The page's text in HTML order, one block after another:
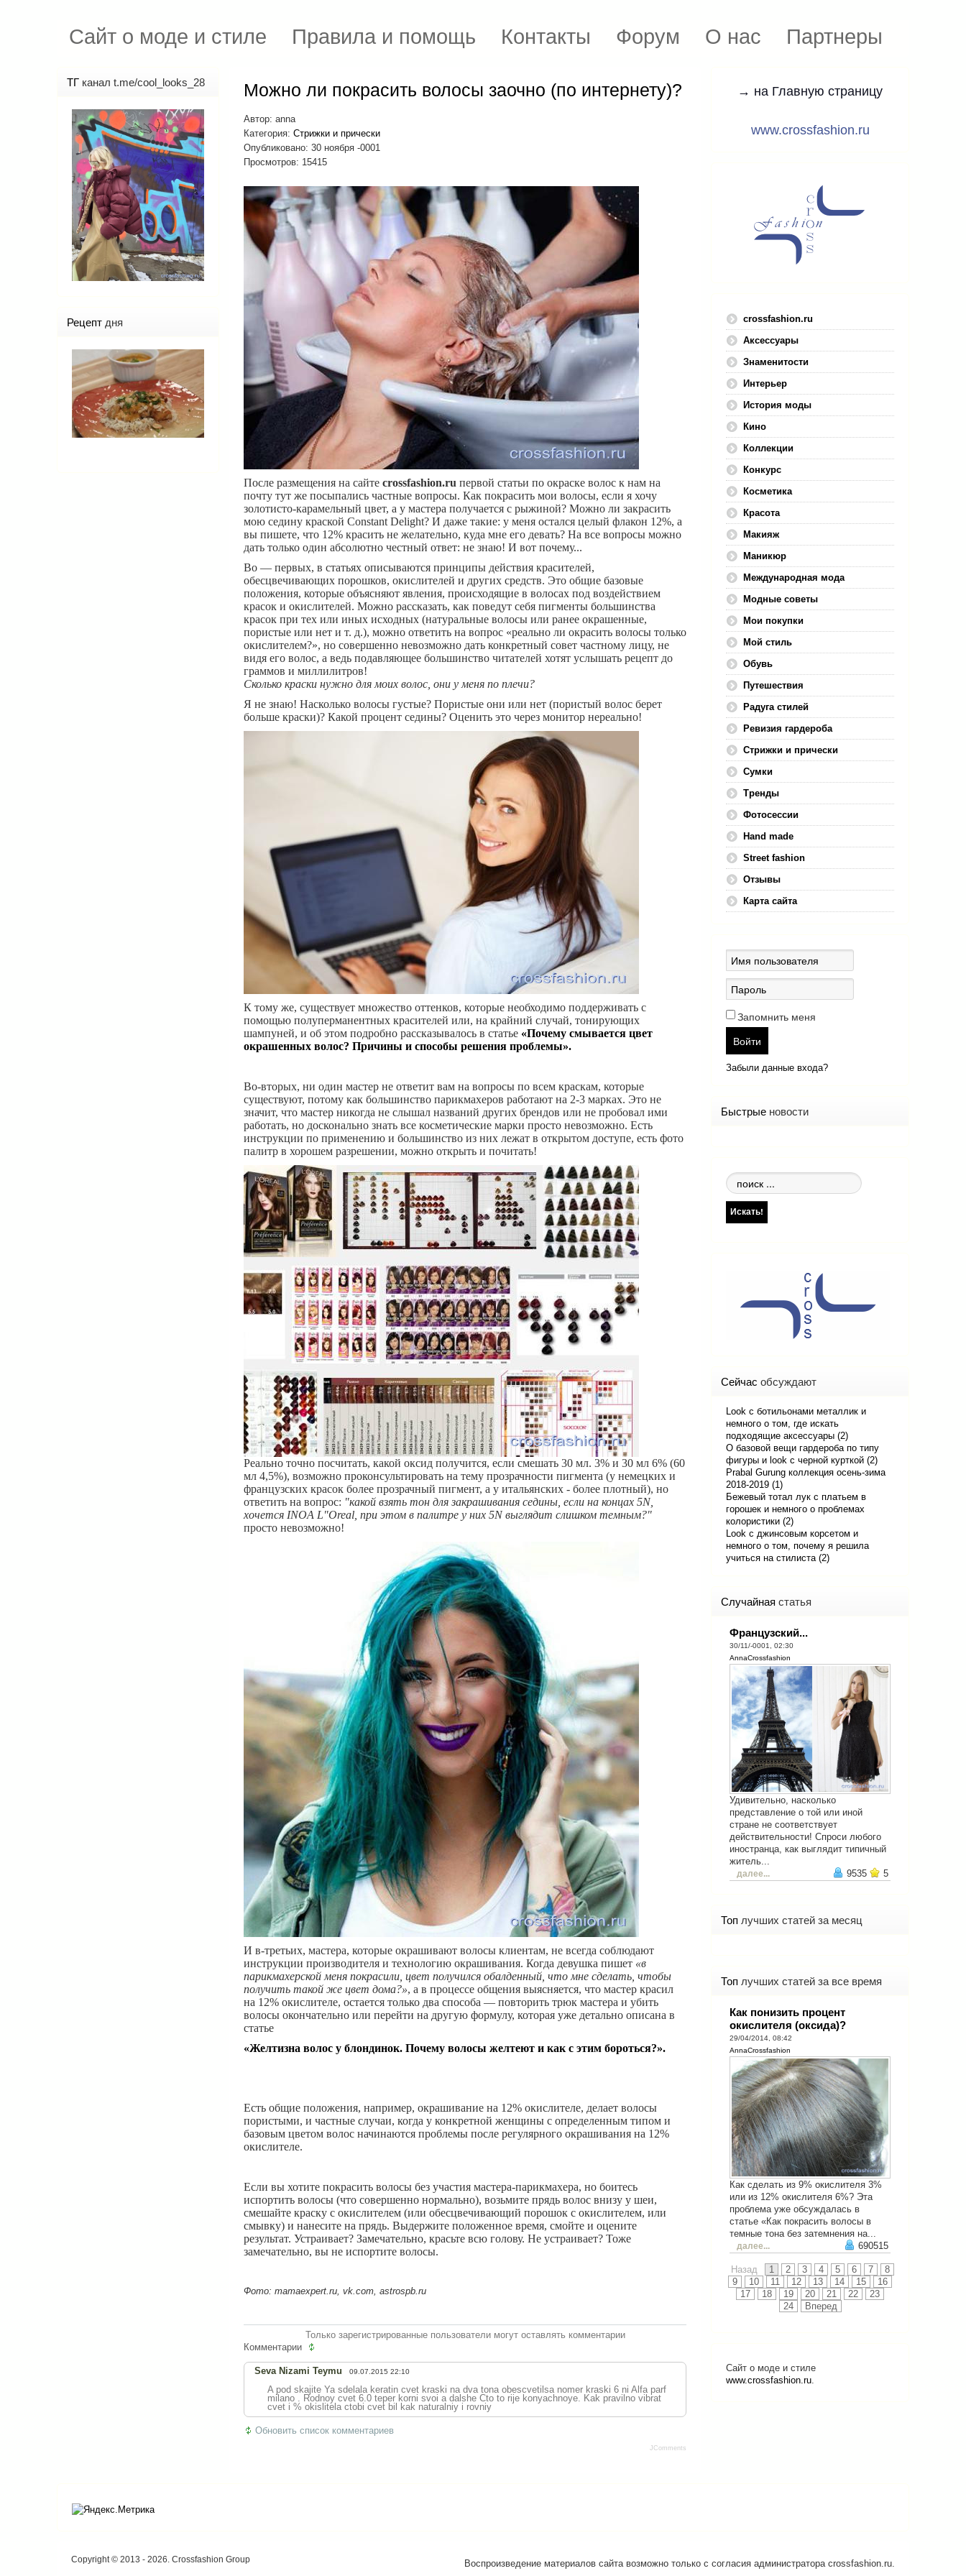
Сайт о моде и стиле Правила и помощь Контакты Форум О нас Партнеры
Можно ли покрасить волосы заочно (по интернету)?
Автор: anna
Категория: Стрижки и прически
Опубликовано: 30 ноября -0001
Просмотров: 15415
После размещения на сайте crossfashion.ru первой статьи по окраске волос к нам на
почту тут же посыпались частные вопросы. Как покрасить мои волосы, если я хочу
золотисто-карамельный цвет, а у мастера получается с рыжиной? Можно ли закрасить
мою седину краской Constant Delight? И даже такие: у меня остался целый флакон 12%, а
вы пишете, что 12% красить не желательно, куда мне его девать? На все вопросы можно
дать только один абсолютно честный ответ: не знаю! И вот почему...
Во — первых, в статьях описываются принципы действия красителей,
обесцвечивающих порошков, окислителей и других средств. Это общие базовые
положения, которые объясняют явления, происходящие в волосах под воздействием
красок и окислителей. Можно рассказать, как поведут себя пигменты большинства
красок при тех или иных исходных (натуральные волосы или ранее окрашенные,
пористые или нет и т. д.), можно ответить на вопрос «реально ли окрасить волосы только
окислителем?», но совершенно невозможно дать конкретный совет частному лицу, не
видя его волос, а ведь подавляющее большинство читателей хотят услышать рецепт до
граммов и миллилитров!
Сколько краски нужно для моих волос, они у меня по плечи?
Я не знаю! Насколько волосы густые? Пористые они или нет (пористый волос берет
больше краски)? Какой процент седины? Оценить это через монитор нереально!
К тому же, существует множество оттенков, которые необходимо поддерживать с
помощью полуперманентных красителей или, на крайний случай, тонирующих
шампуней, и об этом подробно рассказывалось в статье «Почему смывается цвет
окрашенных волос? Причины и способы решения проблемы».
Во-вторых, ни один мастер не ответит вам на вопросы по всем краскам, которые
существуют, потому как большинство парикмахеров работают на 2-3 марках. Это не
значит, что мастер никогда не слышал названий других брендов или не пробовал ими
работать, но досконально знать все косметические марки просто невозможно. Есть
инструкции по применению и большинство из них лежат в открытом доступе, есть фото
палитр в хорошем разрешении, можно открыть и почитать!
Реально точно посчитать, какой оксид получится, если смешать 30 мл. 3% и 30 мл 6% (60
мл 4,5%), возможно проконсультировать на тему прозрачности пигмента (у немецких и
французских красок более прозрачный пигмент, а у итальянских - более плотный), но
ответить на вопрос: "какой взять тон для закрашивания седины, если на концах 5N,
хочется INOA L"Oreal, при этом в палитре у них 5N выглядит слишком темным?"
просто невозможно!
И в-третьих, мастера, которые окрашивают волосы клиентам, не всегда соблюдают
инструкции производителя и технологию окрашивания. Когда девушка пишет «в
парикмахерской меня покрасили, цвет получился обалденный, что мне сделать, чтобы
получить такой же цвет дома?», а в процессе общения выясняется, что мастер красил
на 12% окислителе, остается только два способа — повторить трюк мастера и убить
волосы окончательно или перейти на другую формулу, которая уже детально описана в
статье
«Желтизна волос у блондинок. Почему волосы желтеют и как с этим бороться?».
Есть общие положения, например, окрашивание на 12% окислителе, делает волосы
пористыми, и частные случаи, когда у конкретной женщины с определенным типом и
базовым цветом волос начинаются проблемы после регулярного окрашивания на 12%
окислителе.
Если вы хотите покрасить волосы без участия мастера-парикмахера, но боитесь
испортить волосы (что совершенно нормально), возьмите прядь волос внизу у шеи,
смешайте краску с окислителем (или обесцвечивающий порошок с окислителем, или
смывку) и нанесите на прядь. Выдержите положенное время, смойте и оцените
результат. Устраивает? Замечательно, красьте всю голову. Не устраивает? Тоже
замечательно, вы не испортите волосы.
Фото: mamaexpert.ru, vk.com, astrospb.ru
Только зарегистрированные пользователи могут оставлять комментарии
Комментарии
Seva Nizami Teymu 09.07.2015 22:10
A pod skajite Ya sdelala keratin cvet kraski na dva tona obescvetilsa nomer kraski 6 ni Alfa parf
milano . Rodnoy cvet 6.0 teper korni svoi a dalshe Cto to rije konyachnoye. Kak pravilno vibrat
cvet i % okislitela ctobi cvet bil kak naturalniy i rovniy
Обновить список комментариев
JComments
ТГ канал t.me/cool_looks_28
Рецепт дня
→ на Главную страницу
www.crossfashion.ru
crossfashion.ru
Аксессуары
Знаменитости
Интерьер
История моды
Кино
Коллекции
Конкурс
Косметика
Красота
Макияж
Маникюр
Международная мода
Модные советы
Мои покупки
Мой стиль
Обувь
Путешествия
Радуга стилей
Ревизия гардероба
Стрижки и прически
Сумки
Тренды
Фотосессии
Hand made
Street fashion
Отзывы
Карта сайта
Запомнить меня
Войти
Забыли данные входа?
Быстрые новости
Поиск
по
сайту
Искать!
Сейчас обсуждают
Look с ботильонами металлик и
немного о том, где искать
подходящие аксессуары (2)
О базовой вещи гардероба по типу
фигуры и look с черной курткой (2)
Prabal Gurung коллекция осень-зима
2018-2019 (1)
Бежевый тотал лук с платьем в
горошек и немного о проблемах
колористики (2)
Look с джинсовым корсетом и
немного о том, почему я решила
учиться на стилиста (2)
Случайная статья
Французский...
30/11/-0001, 02:30
AnnaCrossfashion
Удивительно, насколько
представление о той или иной
стране не соответствует
действительности! Спроси любого
иностранца, как выглядит типичный
житель...
далее... 9535 5
Топ лучших статей за месяц
Топ лучших статей за все время
Как понизить процент
окислителя (оксида)?
29/04/2014, 08:42
AnnaCrossfashion
Как сделать из 9% окислителя 3%
или из 12% окислителя 6%? Эта
проблема уже обсуждалась в
статье «Как покрасить волосы в
темные тона без затемнения на...
далее... 690515
Назад 1 2 3 4 5 6 7
8
9
10 11 12 13 14 15
16
17
18 19 20 21 22
23
24
Вперед
Сайт о моде и стиле
www.crossfashion.ru
Copyright © 2013 - 2026. Crossfashion Group Воспроизведение материалов сайта возможно только с согласия администратора crossfashion.ru.